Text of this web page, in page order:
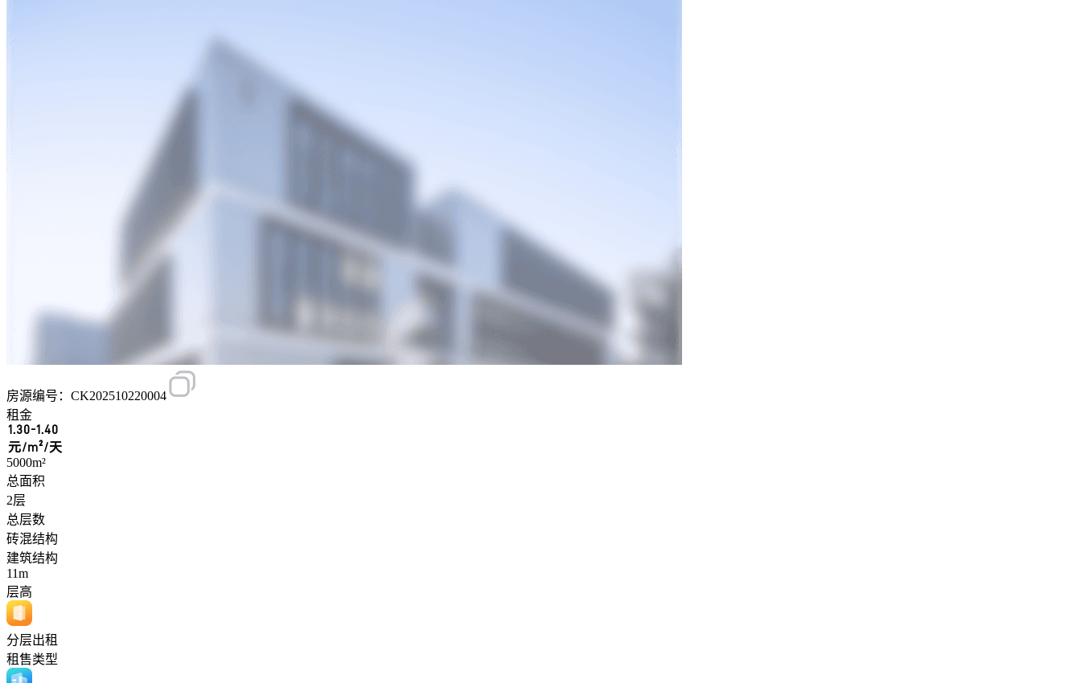
房源编号：CK202510220004
租金
1.30-1.40
元/m²/天
5000m²
总面积
2层
总层数
砖混结构
建筑结构
11m
层高
分层出租
租售类型